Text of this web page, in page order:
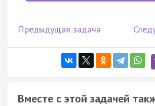
Предыдущая задача
Вместе с этой задачей